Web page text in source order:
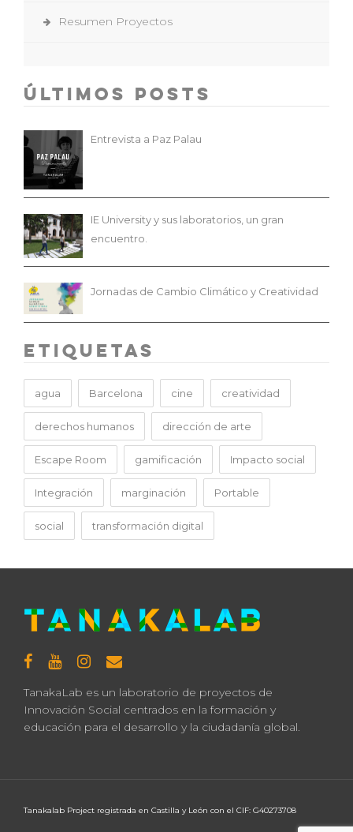
Resumen Proyectos
Últimos Posts
Entrevista a Paz Palau
IE University y sus laboratorios, un gran
encuentro.
Jornadas de Cambio Climático y Creatividad
Etiquetas
agua Barcelona cine creatividad
derechos humanos dirección de arte
Escape Room gamificación Impacto social
Integración marginación Portable
social transformación digital
TanakaLab es un laboratorio de proyectos de
Innovación Social centrados en la formación y
educación para el desarrollo y la ciudadanía global.
Tanakalab Project registrada en Castilla y León con el CIF: G40273708